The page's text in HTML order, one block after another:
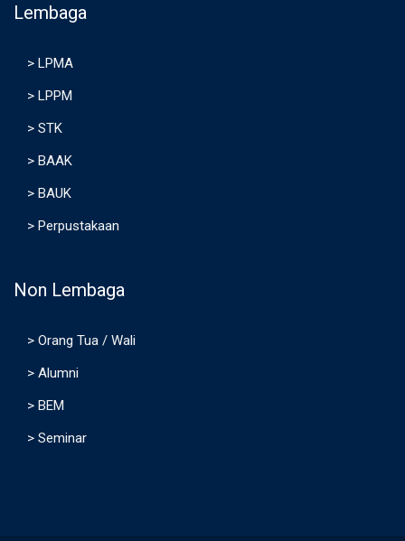
Lembaga
> LPMA
> LPPM
> STK
> BAAK
> BAUK
> Perpustakaan
Non Lembaga
> Orang Tua / Wali
> Alumni
> BEM
> Seminar